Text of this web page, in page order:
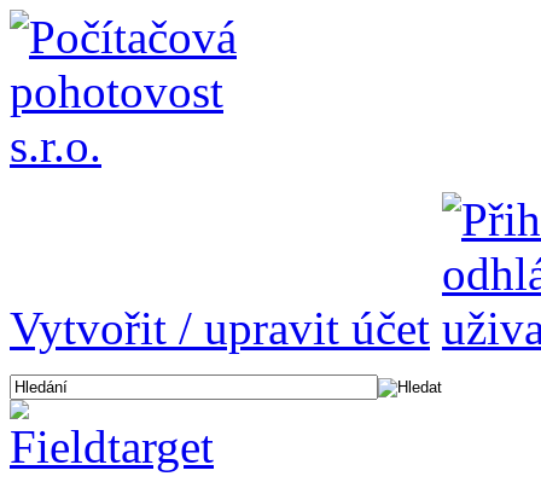
Vytvořit / upravit účet